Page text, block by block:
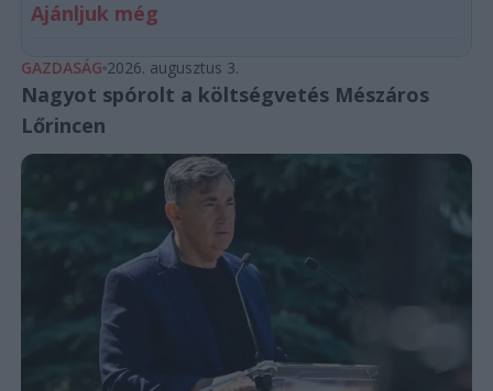
Ajánljuk még
GAZDASÁG 2026. augusztus 3.
Nagyot spórolt a költségvetés Mészáros
Lőrincen